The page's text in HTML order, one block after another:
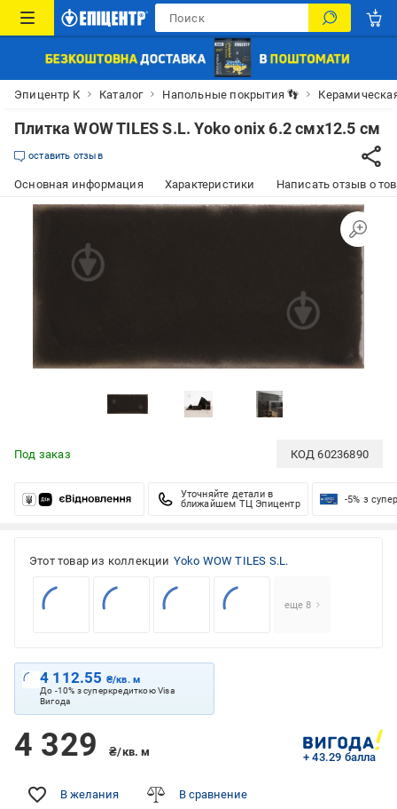
Эпицентр К Каталог Напольные покрытия 👣
Плитка WOW TILES S.L. Yoko onix 6.2 смx12.5 см
оставить отзыв
Основная информация Характеристики Написать отзыв о
Под заказ КОД60236890
Уточняйте детали в
ближайшем ТЦ Эпицентр
-5% з
Этот товар из коллекции Yoko WOW TILES S.L.
еще 8
4 112.55 ₴/кв. м
До -10% з суперкредиткою Visa
Вигода
4 329 ₴/кв. м + 43.29 балла
В желания В сравнение